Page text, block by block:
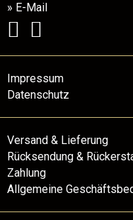
» E-Mail
Impressum
Datenschutz
Versand & Lieferung
Rücksendung &
Zahlung
Allgemeine